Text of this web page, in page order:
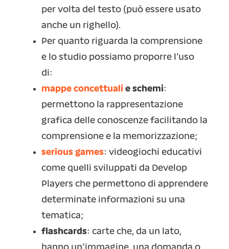
per volta del testo (può essere usato
anche un righello).
Per quanto riguarda la comprensione
e lo studio possiamo proporre l’uso
di:
mappe concettuali e schemi:
permettono la rappresentazione
grafica delle conoscenze facilitando la
comprensione e la memorizzazione;
serious games: videogiochi educativi
come quelli sviluppati da Develop
Players che permettono di apprendere
determinate informazioni su una
tematica;
flashcards: carte che, da un lato,